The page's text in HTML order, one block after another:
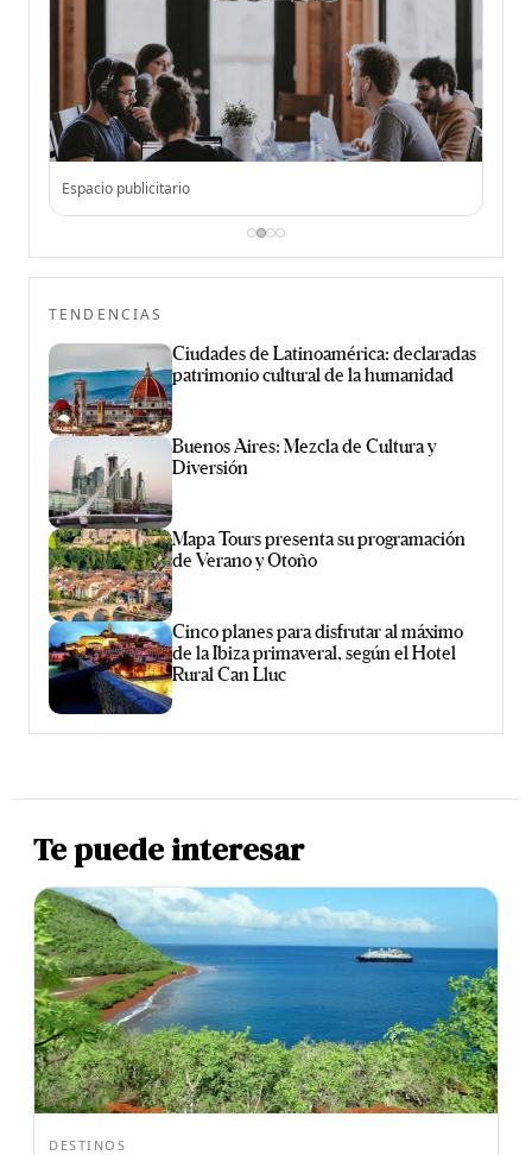
Espacio publicitario
TENDENCIAS
Ciudades de Latinoamérica: declaradas
patrimonio cultural de la humanidad
Buenos Aires: Mezcla de Cultura y
Diversión
Mapa Tours presenta su programación
de Verano y Otoño
Cinco planes para disfrutar al máximo
de la Ibiza primaveral, según el Hotel
Rural Can Lluc
Te puede interesar
DESTINOS